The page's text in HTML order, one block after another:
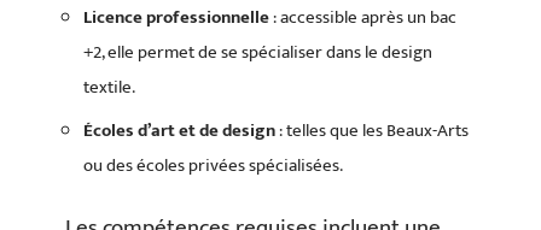
Licence professionnelle: accessible après un bac
+2, elle permet de se spécialiser dans le design
textile.
Écoles d’art et de design: telles que les Beaux-Arts
ou des écoles privées spécialisées.